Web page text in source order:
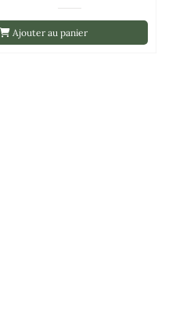
Ajouter au panier